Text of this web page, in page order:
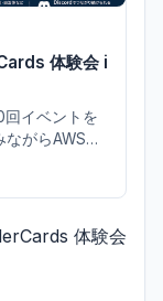
体験会 i
イベントを
がらAWSの
体験会